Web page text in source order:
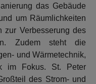
das Gebäude
um Räumlichkeiten
zur Verbesserung des
Zudem steht die
und Wärmetechnik,
im Fokus. St. Peter
des Strom- und